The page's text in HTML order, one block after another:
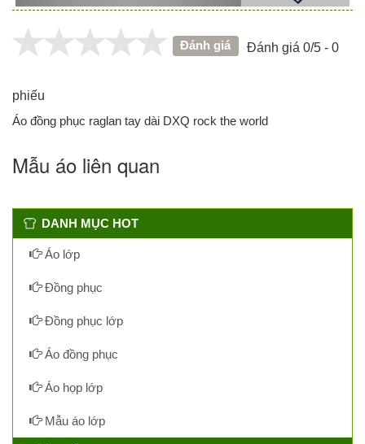
Đánh giá Đánh giá 0/5 - 0
phiếu
Áo đồng phục raglan tay dài DXQ rock the world
Mẫu áo liên quan
DANH MỤC HOT
Áo lớp
Đồng phục
Đồng phục lớp
Áo đồng phục
Áo họp lớp
Mẫu áo lớp